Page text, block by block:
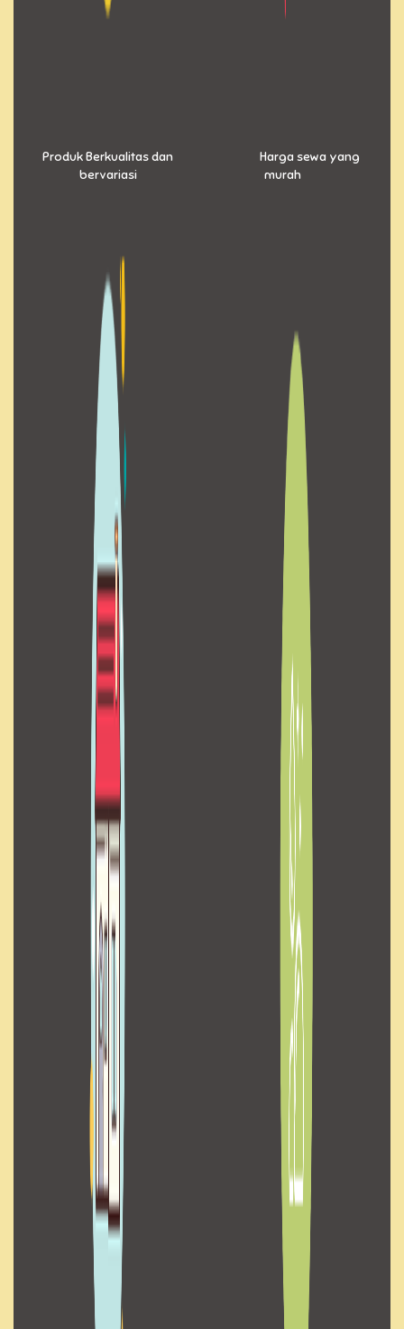
Produk Berkualitas dan
bervariasi
Harga sewa yang
murah